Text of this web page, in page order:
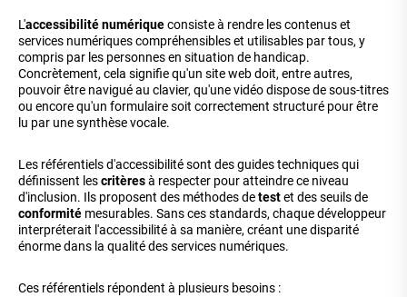
L'accessibilité numériqueconsiste à rendre les contenus et
services numériques compréhensibles et utilisables par tous, y
compris par les personnes en situation de handicap.
Concrètement, cela signifie qu'un site web doit, entre autres,
pouvoir être navigué au clavier, qu'une vidéo dispose de sous-titres
ou encore qu'un formulaire soit correctement structuré pour être
lu par une synthèse vocale.
Les référentiels d'accessibilité sont des guides techniques qui
définissent lescritèresà respecter pour atteindre ce niveau
d'inclusion. Ils proposent des méthodes detestet des seuils de
conformité mesurables. Sans ces standards, chaque développeur
interpréterait l'accessibilité à sa manière, créant une disparité
énorme dans la qualité des services numériques.
Ces référentiels répondent à plusieurs besoins :